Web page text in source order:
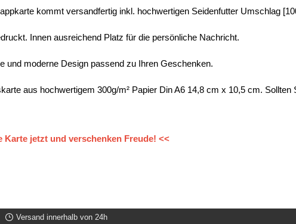
kommt versandfertig inkl. hochwertigen Seidenfutter Umschlag
Innen ausreichend Platz für die persönliche Nachricht.
und moderne Design passend zu Ihren Geschenken.
aus hochwertigem 300g/m² Papier Din A6 14,8 cm x 10,5 cm. Sollten
Karte jetzt und verschenken Freude! <<
Versand innerhalb von 24h